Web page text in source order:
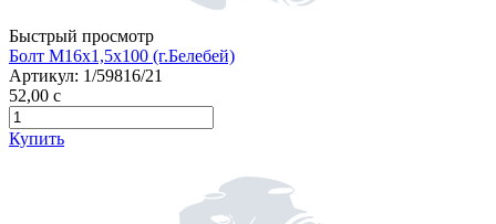
Быстрый просмотр
Болт М16х1,5х100 (г.Белебей)
Артикул: 1/59816/21
52,00 c
Купить